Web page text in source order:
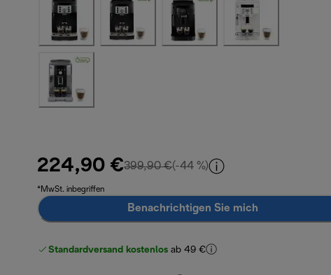
224,90 €399,90 €Originalpreis 399,90 €
(-44 %)
*MwSt. inbegriffen
Benachrichtigen Sie mich
Standardversand kostenlos ab 49 €